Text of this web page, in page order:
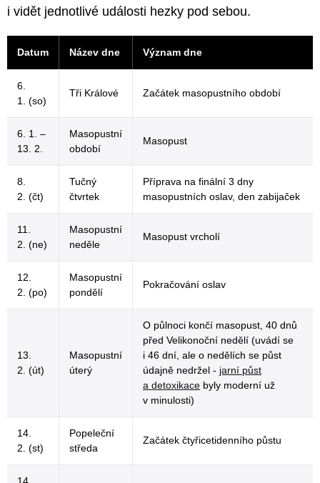
i vidět jednotlivé události hezky pod sebou.
Datum Název dne Význam dne
6.
1. (so)
Tři Králové Začátek masopustního období
6. 1. –
13. 2.
Masopustní
období
Masopust
8.
2. (čt)
Tučný
čtvrtek
Příprava na finální 3 dny
masopustních oslav, den zabijaček
11.
2. (ne)
Masopustní
neděle
Masopust vrcholí
12.
2. (po)
Masopustní
pondělí
Pokračování oslav
13.
2. (út)
Masopustní
úterý
O půlnoci končí masopust, 40 dnů
před Velikonoční nedělí (uvádí se
i 46 dní, ale o nedělích se půst
údajně nedržel - jarní půst
a detoxikace byly moderní už
v minulosti)
14.
2. (st)
Popeleční
středa
Začátek čtyřicetidenního půstu